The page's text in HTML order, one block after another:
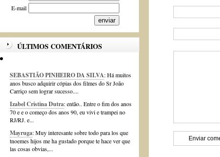
E-mail
ÚLTIMOS COMENTÁRIOS
SEBASTIÃO PINHEIRO DA SILVA: Há muitos
anos busco adquirir cópias dos filmes do Sr João
Carriço sem lograr sucesso....
Izabel Cristina Dutra: então.. Entre o fim dos anos
70 e e o começo dos anos 90, eu vivi e trampei no
RJ/RJ. e...
Mayruga: Muy interesante sobre todo para los que
tnoemes hijos me ha gustado porque te hace ver que
las cosas obvias,...